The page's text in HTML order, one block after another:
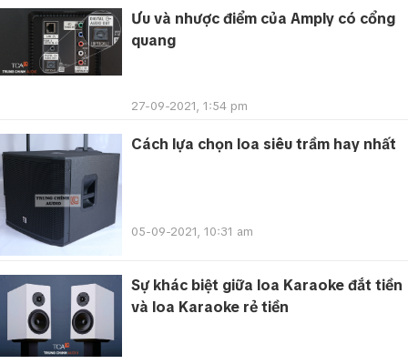
Ưu và nhược điểm của Amply có cổng
quang
27-09-2021, 1:54 pm
Cách lựa chọn loa siêu trầm hay nhất
05-09-2021, 10:31 am
Sự khác biệt giữa loa Karaoke đắt tiền
và loa Karaoke rẻ tiền